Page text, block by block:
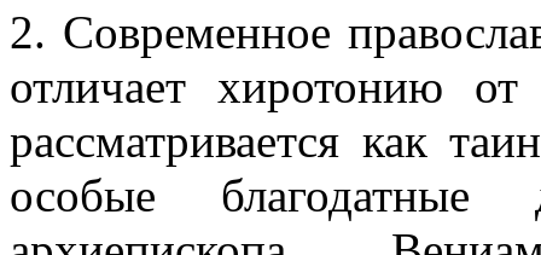
2. Современное
отличает хиротонию
рассматривается как
особые